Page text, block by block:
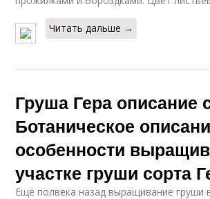
Читать дальше →
Груша Гера описание
Ботаническое
особенности
участке груши сорта
Ещё полвека назад выращивание груши